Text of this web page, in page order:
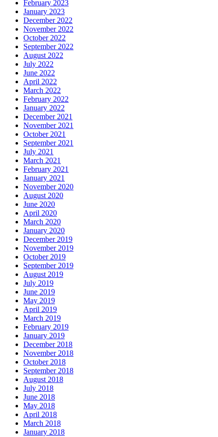
February 2023
January 2023
December 2022
November 2022
October 2022
September 2022
August 2022
July 2022
June 2022
April 2022
March 2022
February 2022
January 2022
December 2021
November 2021
October 2021
September 2021
July 2021
March 2021
February 2021
January 2021
November 2020
August 2020
June 2020
April 2020
March 2020
January 2020
December 2019
November 2019
October 2019
September 2019
August 2019
July 2019
June 2019
May 2019
April 2019
March 2019
February 2019
January 2019
December 2018
November 2018
October 2018
September 2018
August 2018
July 2018
June 2018
May 2018
April 2018
March 2018
January 2018